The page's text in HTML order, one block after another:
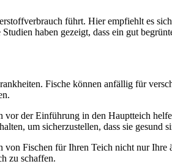
führt. Hier empfiehlt es
haben gezeigt, dass ein gut
Fische können anfällig für
der Einführung in den Hauptteich
um sicherzustellen, dass sie gesund
Fischen für Ihren Teich nicht nur
zu schaffen.